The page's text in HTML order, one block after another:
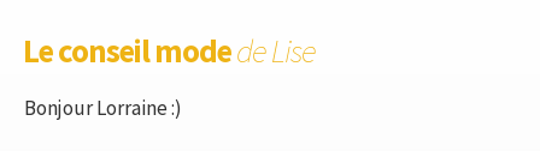
Le conseil modede Lise
Bonjour Lorraine :)